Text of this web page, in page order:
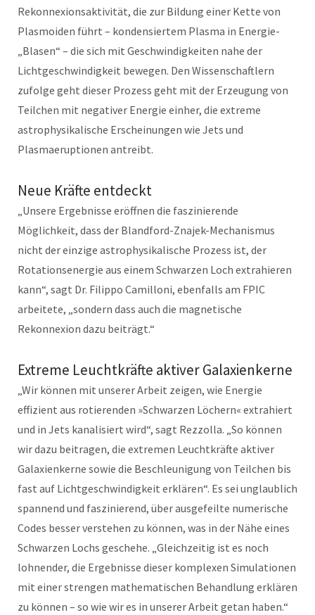
Rekonnexionsaktivität, die zur Bildung einer Kette von
Plasmoiden führt – kondensiertem Plasma in Energie-
„Blasen“ – die sich mit Geschwindigkeiten nahe der
Lichtgeschwindigkeit bewegen. Den Wissenschaftlern
zufolge geht dieser Prozess geht mit der Erzeugung von
Teilchen mit negativer Energie einher, die extreme
astrophysikalische Erscheinungen wie Jets und
Plasmaeruptionen antreibt.
Neue Kräfte entdeckt
„Unsere Ergebnisse eröffnen die faszinierende
Möglichkeit, dass der Blandford-Znajek-Mechanismus
nicht der einzige astrophysikalische Prozess ist, der
Rotationsenergie aus einem Schwarzen Loch extrahieren
kann“, sagt Dr. Filippo Camilloni, ebenfalls am FPIC
arbeitete, „sondern dass auch die magnetische
Rekonnexion dazu beiträgt.“
Extreme Leuchtkräfte aktiver Galaxienkerne
„Wir können mit unserer Arbeit zeigen, wie Energie
effizient aus rotierenden »Schwarzen Löchern« extrahiert
und in Jets kanalisiert wird“, sagt Rezzolla. „So können
wir dazu beitragen, die extremen Leuchtkräfte aktiver
Galaxienkerne sowie die Beschleunigung von Teilchen bis
fast auf Lichtgeschwindigkeit erklären“. Es sei unglaublich
spannend und faszinierend, über ausgefeilte numerische
Codes besser verstehen zu können, was in der Nähe eines
Schwarzen Lochs geschehe. „Gleichzeitig ist es noch
lohnender, die Ergebnisse dieser komplexen Simulationen
mit einer strengen mathematischen Behandlung erklären
zu können – so wie wir es in unserer Arbeit getan haben.“